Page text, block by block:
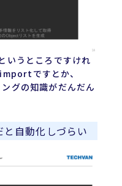
いうところですけれ
ですとか、
グの知識がだんだん
自動化しづらい